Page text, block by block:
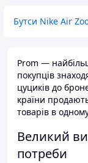
Бутси Nike Air
Prom —
покупців
цуциків до
країни
товарів в
Великий
потреби